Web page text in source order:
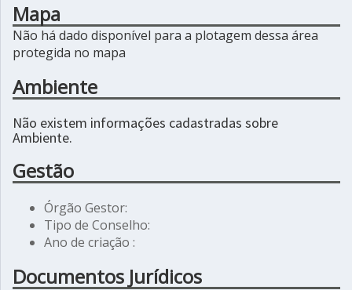
Mapa
Não há dado disponível para a plotagem dessa área
protegida no mapa
Ambiente
Não existem informações cadastradas sobre
Ambiente.
Gestão
Órgão Gestor:
Tipo de Conselho:
Ano de criação :
Documentos Jurídicos